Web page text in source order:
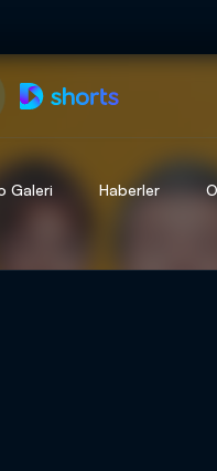
Galeri Haberler